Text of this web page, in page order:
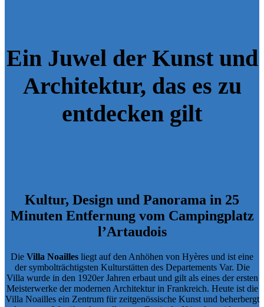
Ein Juwel der Kunst und
Architektur, das es zu
entdecken gilt
Kultur, Design und Panorama in 25
Minuten Entfernung vom Campingplatz
l’Artaudois
Die Villa Noailles liegt auf den Anhöhen von Hyères und ist eine
der symbolträchtigsten Kulturstätten des Departements Var. Die
Villa wurde in den 1920er Jahren erbaut und gilt als eines der ersten
Meisterwerke der modernen Architektur in Frankreich. Heute ist die
Villa Noailles ein Zentrum für zeitgenössische Kunst und beherbergt